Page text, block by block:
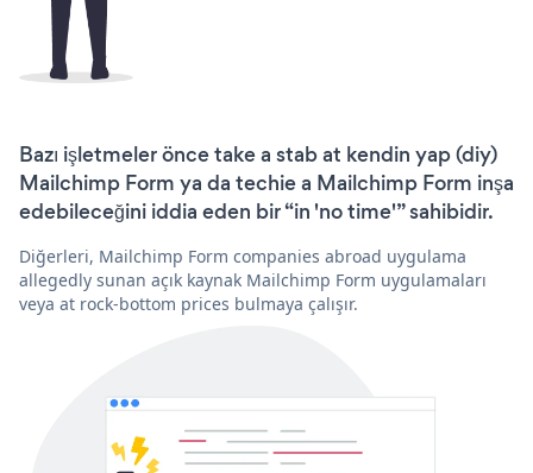
Bazı işletmeler önce take a stab at kendin yap (diy)
Mailchimp Form ya da techie a Mailchimp Form inşa
edebileceğini iddia eden bir “in 'no time'” sahibidir.
Diğerleri, Mailchimp Form companies abroad uygulama
allegedly sunan açık kaynak Mailchimp Form uygulamaları
veya at rock-bottom prices bulmaya çalışır.